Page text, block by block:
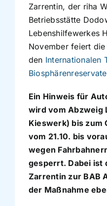
Zarrentin, der riha
Betriebsstätte
Lebenshilfewerkes
November feiert die
den Internationalen
Biosphärenreservate
Ein Hinweis für
wird vom Abzweig
Kieswerk) bis zum
vom 21.10. bis
wegen
gesperrt. Dabei ist
Zarrentin zur BAB
der Maßnahme